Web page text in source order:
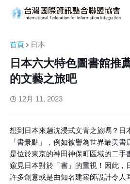
首頁 日本
日本六大特色圖書館推
的文藝之旅吧
12月 11, 2023
想到日本來趟沈浸式文青之旅嗎？日
「書景點」，例如被譽為世界最美
是位於東京的神田神保町區域的二手
窺見日本對於「書」的重視！因此，
許多創意或是由知名建築師設計令人